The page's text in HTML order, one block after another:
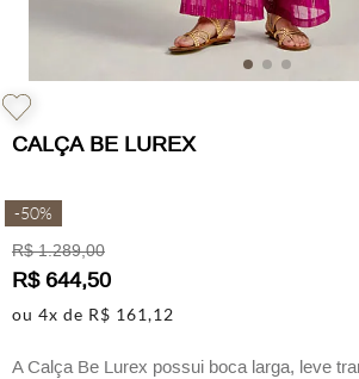
CALÇA BE LUREX
-50%
R$ 1.289,00
R$ 644,50
ou 4x de R$ 161,12
A Calça Be Lurex possui boca larga, leve